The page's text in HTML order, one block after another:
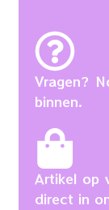
Vragen?
binnen.
Artikel op
direct in